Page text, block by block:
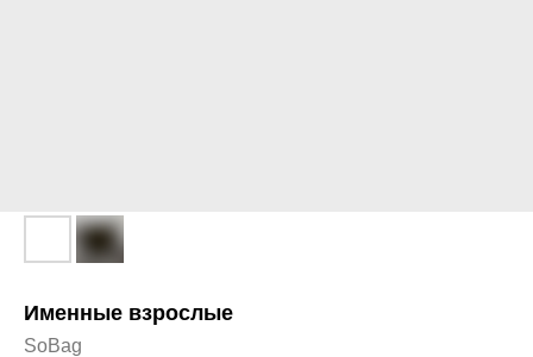
Именные взрослые
SoBag